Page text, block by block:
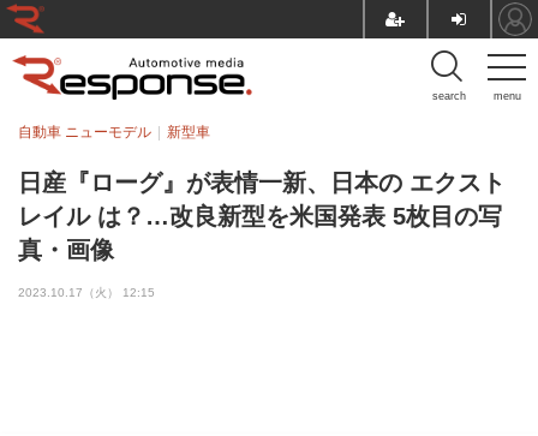
menu
search
日産『ローグ』が表情一新、日本の エクスト
レイル は？…改良新型を米国発表 5枚目の写
真・画像
自動車 ニューモデル 新型車
2023.10.17（火） 12:15